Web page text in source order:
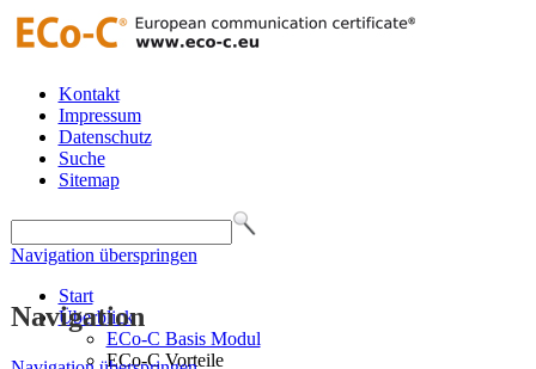
Kontakt
Impressum
Datenschutz
Suche
Sitemap
Navigation überspringen
Start
Überblick
ECo-C Basis Modul
ECo-C Vorteile
Navigation